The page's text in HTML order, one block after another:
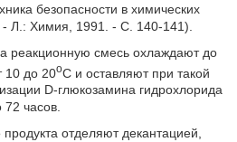
безопасности в химических
Л.: Химия, 1991. - С. 140-141).
реакционную смесь охлаждают до
10 до 20oC и оставляют при такой
D-глюкозамина гидрохлорида
часов.
отделяют декантацией,